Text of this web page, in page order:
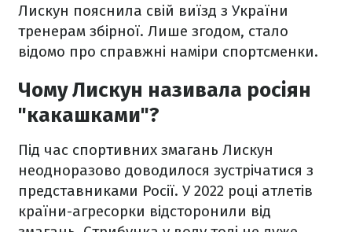
Лискун пояснила свій виїзд з України
тренерам збірної. Лише згодом, стало
відомо про справжні наміри спортсменки.
Чому Лискун називала росіян
"какашками"?
Під час спортивних змагань Лискун
неодноразово доводилося зустрічатися з
представниками Росії. У 2022 році атлетів
країни-агресорки відсторонили від